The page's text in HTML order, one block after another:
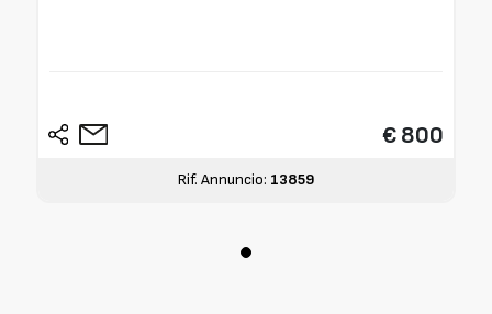
€ 800
Rif. Annuncio: 13859